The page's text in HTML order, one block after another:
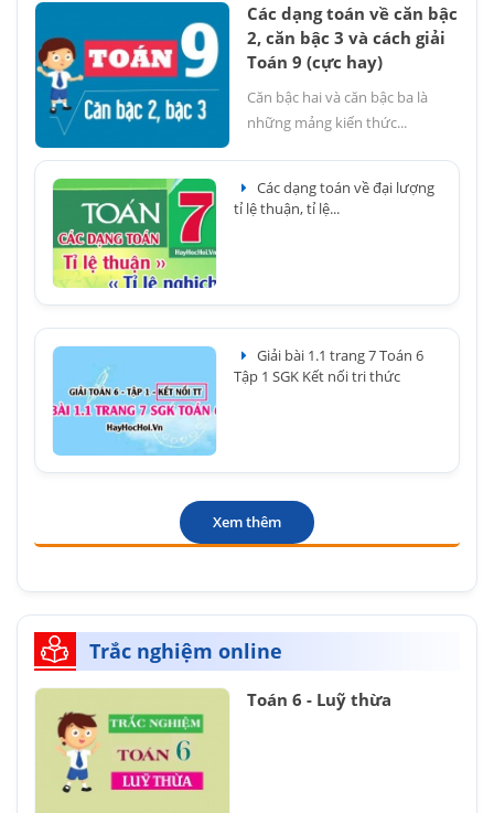
Các dạng toán về căn bậc
2, căn bậc 3 và cách giải
Toán 9 (cực hay)
Căn bậc hai và căn bậc ba là
những mảng kiến thức...
Các dạng toán về đại lượng
tỉ lệ thuận, tỉ lệ...
Giải bài 1.1 trang 7 Toán 6
Tập 1 SGK Kết nối tri thức
Xem thêm
Trắc nghiệm online
Toán 6 - Luỹ thừa